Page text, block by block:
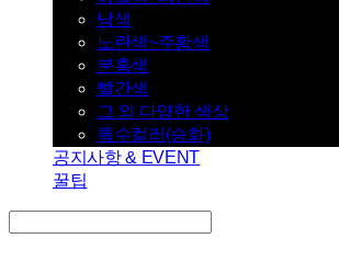
남색
노란색~주황색
분홍색
빨간색
그 외 다양한 색상
특수컬러(승화)
공지사항 & EVENT
꿀팁